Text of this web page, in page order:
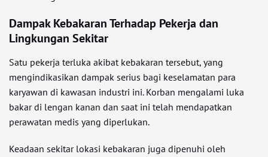
Dampak Kebakaran Terhadap Pekerja dan
Lingkungan Sekitar
Satu pekerja terluka akibat kebakaran tersebut, yang
mengindikasikan dampak serius bagi keselamatan para
karyawan di kawasan industri ini. Korban mengalami luka
bakar di lengan kanan dan saat ini telah mendapatkan
perawatan medis yang diperlukan.
Keadaan sekitar lokasi kebakaran juga dipenuhi oleh